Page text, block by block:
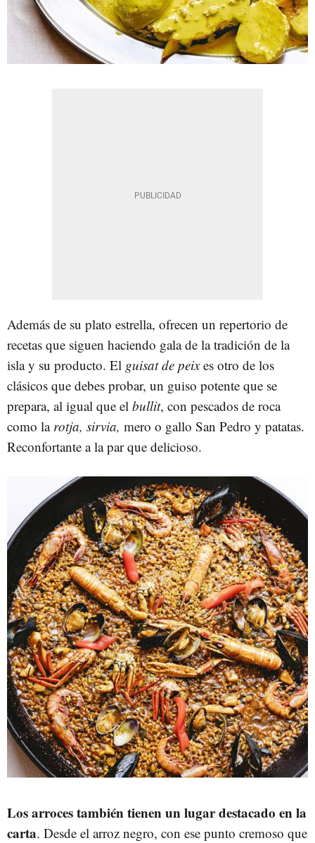
Además de su plato estrella, ofrecen un repertorio de
recetas que siguen haciendo gala de la tradición de la
isla y su producto. El guisat de peixes otro de los
clásicos que debes probar, un guiso potente que se
prepara, al igual que el bullit, con pescados de roca
como la rotja, sirvia, mero o gallo San Pedro y patatas.
Reconfortante a la par que delicioso.
Los arroces también tienen un lugar destacado en la
carta. Desde el arroz negro, con ese punto cremoso que